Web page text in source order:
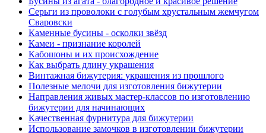
Серьги из проволоки с голубым хрустальным жемчугом
Сваровски
Каменные бусины - осколки звёзд
Камеи - признание королей
Кабошоны и их происхождение
Как выбрать длину украшения
Винтажная бижутерия: украшения из прошлого
Полезные мелочи для изготовления бижутерии
Направления живых мастер-классов по изготовлению
бижутерии для начинающих
Качественная фурнитура для бижутерии
Использование замочков в изготовлении бижутерии